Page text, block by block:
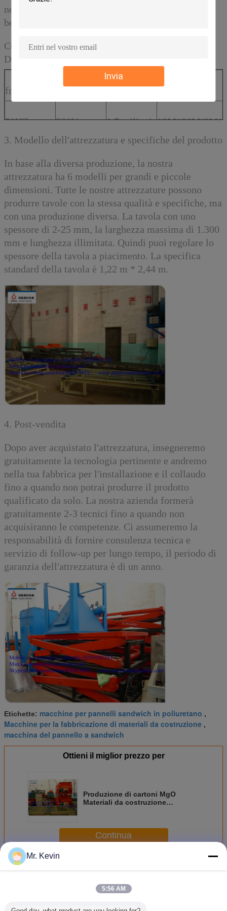
Invia
nelle materie prime, quindi non c'è formaldeide e
benzene per le nostre tavole.
CONDIZIONI DI CONTRIBUTO
DELL'ATTREZZATURA
frequenza
50HZ 380V
1,7 milioni 12M*80M/
3. Modello dell'attrezzatura e specifiche del prodotto
In base alla diversa produzione, la nostra
attrezzatura ha 6 modelli per grandi e piccole
dimensioni. Tutte le nostre attrezzature possono
produrre tavole con la stessa qualità e specifiche, ma
con una produzione diversa. La tavola con uno
spessore di 2-25 mm, la larghezza massima di 1.300
mm e lunghezza illimitata. Quindi puoi regolare lo
spessore della tavola a piacimento. La specifica
standard della tavola è 1,22 m * 2,44 m.
4. Post-vendita
Dopo aver acquistato l'attrezzatura, insegneremo
gratuitamente la tecnologia pertinente e andremo
nella tua fabbrica per l'installazione e il collaudo
fino a quando non potrai produrre il prodotto
qualificato da solo. La nostra azienda formerà
gratuitamente 2-3 tecnici fino a quando non
acquisiranno le competenze. Ci assumeremo la
responsabilità di fornire consulenza tecnica e
servizio di follow-up per lungo tempo, il periodo di
garanzia dell'attrezzatura è di un anno.
Etichette: macchine per pannelli sandwich in poliuretano ,
Macchine per la fabbricazione di materiali da costruzione ,
macchina del pannello a sandwich
Ottieni il miglior prezzo per
Produzione di cartoni MgO
Materiali da costruzione
magnesio
Continua
PiùLinea di produzione di cartoni MgO
Mr. Kevin
5:56 AM